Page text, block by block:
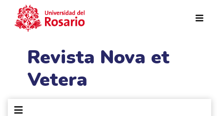
Revista Nova et
Vetera